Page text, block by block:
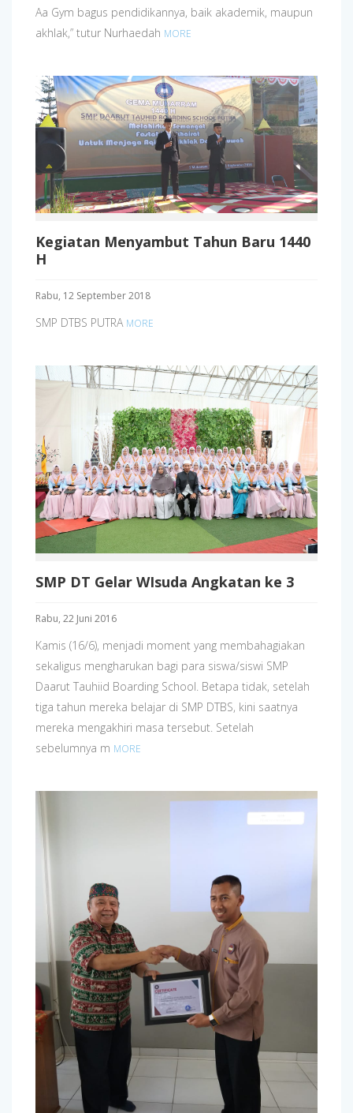
Aa Gym bagus pendidikannya, baik akademik, maupun
akhlak,” tutur Nurhaedah MORE
Kegiatan Menyambut Tahun Baru 1440
H
Rabu, 12 September 2018
SMP DTBS PUTRA MORE
SMP DT Gelar WIsuda Angkatan ke 3
Rabu, 22 Juni 2016
Kamis (16/6), menjadi moment yang membahagiakan
sekaligus mengharukan bagi para siswa/siswi SMP
Daarut Tauhiid Boarding School. Betapa tidak, setelah
tiga tahun mereka belajar di SMP DTBS, kini saatnya
mereka mengakhiri masa tersebut. Setelah
sebelumnya m MORE